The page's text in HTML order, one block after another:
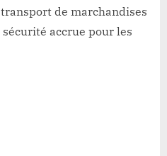
de marchandises
accrue pour les